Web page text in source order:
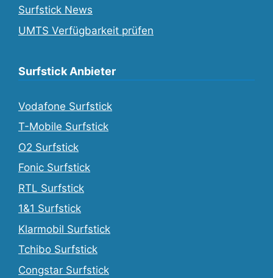
Surfstick News
UMTS Verfügbarkeit prüfen
Surfstick Anbieter
Vodafone Surfstick
T-Mobile Surfstick
O2 Surfstick
Fonic Surfstick
RTL Surfstick
1&1 Surfstick
Klarmobil Surfstick
Tchibo Surfstick
Congstar Surfstick